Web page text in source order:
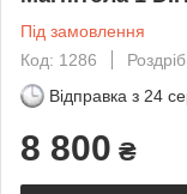
Під замовлення
Код: 1286
Роздріб
Відправка з 24
8 800 ₴